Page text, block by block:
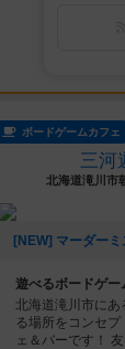
ボードゲームカフェ
三
北海道滝川市
遊べるボードゲー
北海道滝川市にあ
る場所をコンセ
ェ＆バーです！